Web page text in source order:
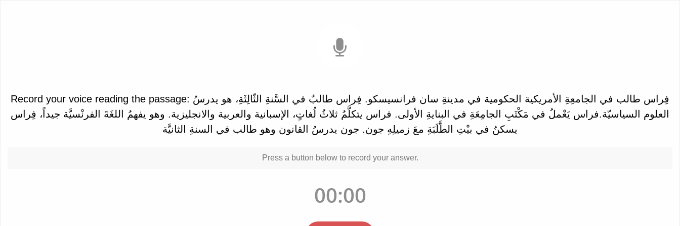
Record your voice reading the passage: فِراس طالب في الجامعِةِ الأمريكية الحكومية في مدينةِ سان فرانسيسكو. فِراس طالبٌ في السَّنةِ الثّالِثَةِ، هو يدرسُ
العلوم السياسيّة.فراس يَعْملُ في مَكْتَبِ الجامِعَةِ في البنايةِ الأولى. فراس يتكلَّمُ ثلاثُ لُغاتٍ، الإسبانية والعربية والانجليزية. وهو يفهمُ اللغَةَ الفرنْسيَّة جيداً، فِراس
يسكنُ في بيْتِ الطَّلَبَةِ معَ زميلِهِ جون. جون يدرسُ القانون وهو طالب في السنةِ الثانيَّة
Press a button below to record your answer.
00:00